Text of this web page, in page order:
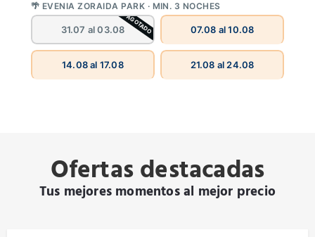
🌴 EVENIA ZORAIDA PARK · MIN. 3 NOCHES
31.07 al 03.08AGOTADO 07.08 al 10.08
14.08 al 17.08 21.08 al 24.08
Ofertas destacadas
Tus mejores momentos al mejor precio